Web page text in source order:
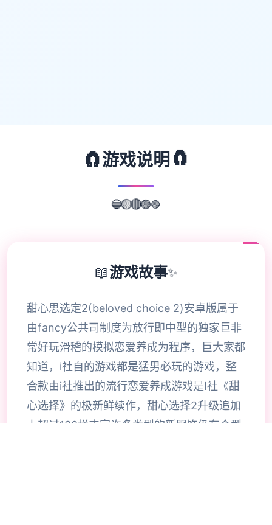
🧲游戏说明 🧲
🔵🟡🔴🟢🟣
📖游戏故事✨
甜心思选定2(beloved choice 2)安卓版属于
由fancy公共司制度为放行即中型的独家巨非
常好玩滑稽的模拟恋爱养成为程序，巨大家都
知道，i社自的游戏都是猛男必玩的游戏，整
合款由i社推出的流行恋爱养成游戏是I社《甜
心选择》的极新鲜续作，甜心选择2升级追加
上超过130样丰富许多类型的新服饰仍有个型